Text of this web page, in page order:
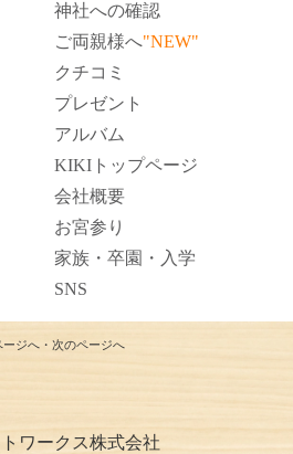
神社への確認
ご両親様へ"NEW"
クチコミ
プレゼント
アルバム
KIKIトップページ
会社概要
お宮参り
家族・卒園・入学
SNS
ジへ・ 次のページへ
ワークス株式会社